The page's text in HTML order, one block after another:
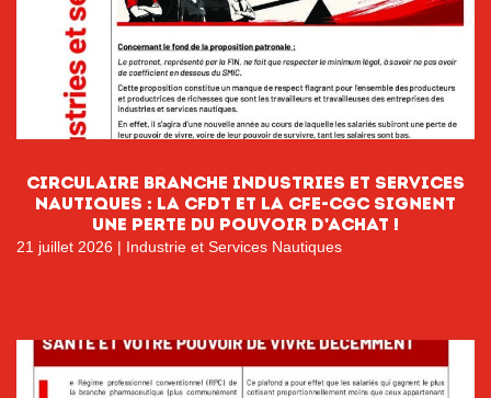
CIRCULAIRE BRANCHE INDUSTRIES ET SERVICES
NAUTIQUES : La CFDT et la CFE-CGC signent
une perte du pouvoir D’ACHAT !
21 juillet 2026 | Industrie et Services Nautiques